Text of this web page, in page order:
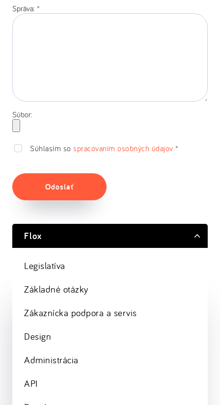
Správa: *
Súbor:
Súhlasím so spracovaním osobných údajov *
Odoslať
Flox
Legislatíva
Základné otázky
Zákaznícka podpora a servis
Design
Administrácia
API